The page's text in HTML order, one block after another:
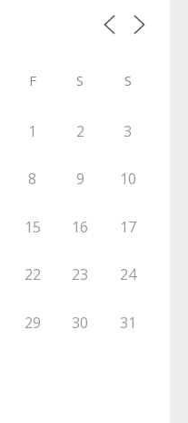
F S S
1 2 3
8 9 10
15 16 17
22 23 24
29 30 31